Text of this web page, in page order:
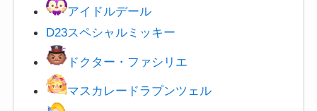
アイドルデール
D23スペシャルミッキー
ドクター・ファシリエ
マスカレードラプンツェル